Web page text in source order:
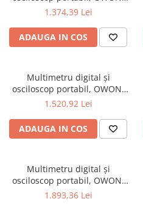
HDS272S, 200mV-1kV, 200mA-
1.374,39 Lei
ADAUGA IN COS
Multimetru digital și
osciloscop portabil, OWON,
HDS2102S, 200mV-1kV,
1.520,92 Lei
ADAUGA IN COS
Multimetru digital și
osciloscop portabil, OWON,
HDS2202S, 200mV-1kV,
1.893,36 Lei